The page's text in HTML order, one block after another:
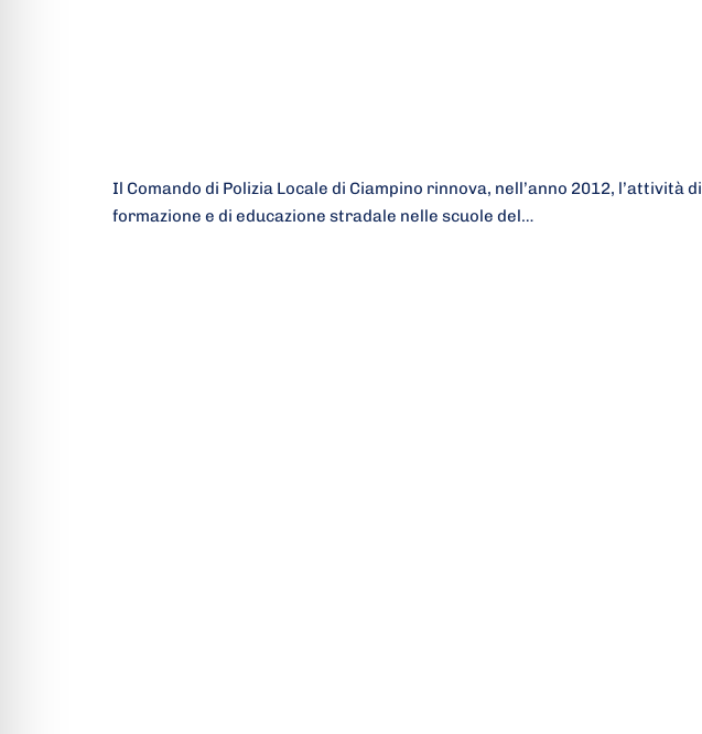
Il Comando di Polizia Locale di Ciampino rinnova, nell’anno 2012, l’attività di
formazione e di educazione stradale nelle scuole del…